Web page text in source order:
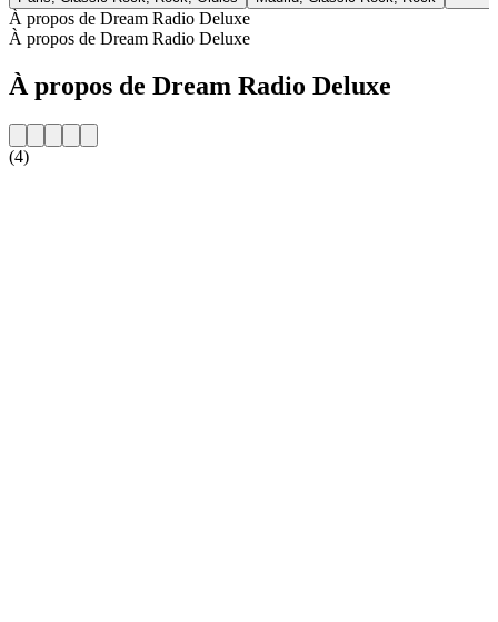
À propos de Dream Radio Deluxe
À propos de Dream Radio Deluxe
À propos de Dream Radio Deluxe
(4)